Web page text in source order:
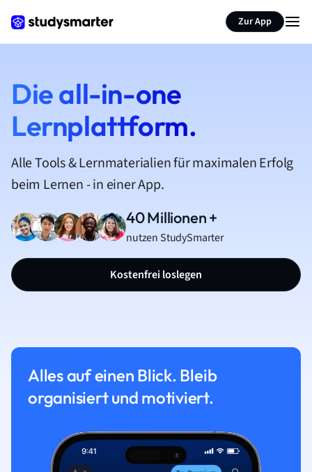
Zur App
Die all-in-one
Lernplattform.
Alle Tools & Lernmaterialien für maximalen Erfolg
beim Lernen - in einer App.
40 Millionen +
nutzen StudySmarter
Kostenfrei loslegen
Alles auf einen Blick. Bleib
organisiert und motiviert.